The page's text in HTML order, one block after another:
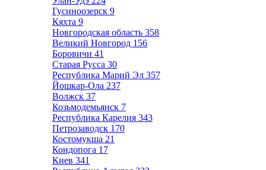
Гусиноозерск 9
Кяхта 9
Новгородская область 358
Великий Новгород 156
Боровичи 41
Старая Русса 30
Республика Марий Эл 357
Йошкар-Ола 237
Волжск 37
Козьмодемьянск 7
Республика Карелия 343
Петрозаводск 170
Костомукша 21
Кондопога 17
Киев 341